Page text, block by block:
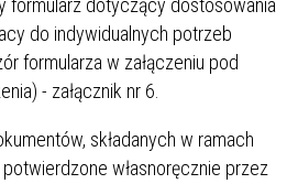
formularz dotyczący dostosowania
do indywidualnych potrzeb
formularza w załączeniu pod
- załącznik nr 6.
składanych w ramach
własnoręcznie przez